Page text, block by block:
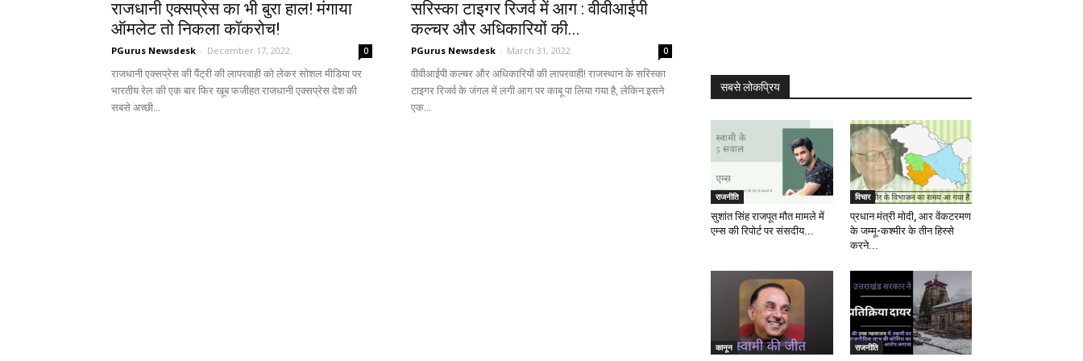
राजधानी एक्सप्रेस का भी बुरा हाल! मंगाया
ऑमलेट तो निकला कॉकरोच!
PGurus Newsdesk - December 17, 2022 0
राजधानी एक्सप्रेस की पैंट्री की लापरवाही को लेकर सोशल मीडिया पर
भारतीय रेल की एक बार फिर खूब फजीहत राजधानी एक्सप्रेस देश की
सबसे अच्छी...
सरिस्का टाइगर रिजर्व में आग : वीवीआईपी
कल्चर और अधिकारियों की...
PGurus Newsdesk - March 31, 2022 0
वीवीआईपी कल्चर और अधिकारियों की लापरवाही! राजस्थान के सरिस्का
टाइगर रिजर्व के जंगल में लगी आग पर काबू पा लिया गया है, लेकिन इसने
एक...
सबसे लोकप्रिय
राजनीति
सुशांत सिंह राजपूत मौत मामले में
एम्स की रिपोर्ट पर संसदीय...
विचार
प्रधान मंत्री मोदी, आर वेंकटरमण
के जम्मू-कश्मीर के तीन हिस्से
करने...
कानून राजनीति